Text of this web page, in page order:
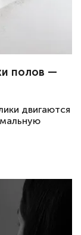
полов —
двигаются